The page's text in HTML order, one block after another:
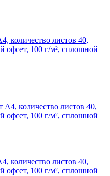
количество листов 40,
офсет, 100 г/м², сплошной
количество листов 40,
офсет, 100 г/м², сплошной